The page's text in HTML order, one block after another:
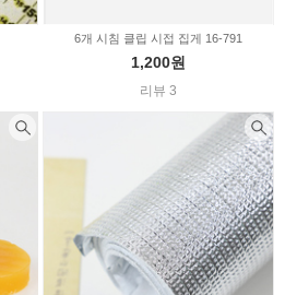
6개 시침 클립 시접 집게 16-791
1,200원
리뷰 3